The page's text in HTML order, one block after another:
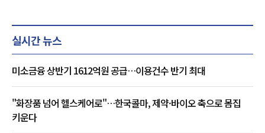
실시간 뉴스
미소금융 상반기 1612억원 공급…이용건수 반기 최대
"화장품 넘어 헬스케어로"…한국콜마, 제약·바이오 축으로 몸집
키운다